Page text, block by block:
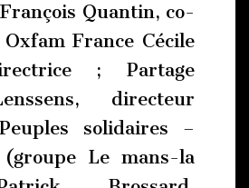
Quantin, co-
France Cécile
; Partage
directeur
solidaires –
Le mans-la